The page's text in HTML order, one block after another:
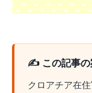
✍️ この記事の
クロアチア在